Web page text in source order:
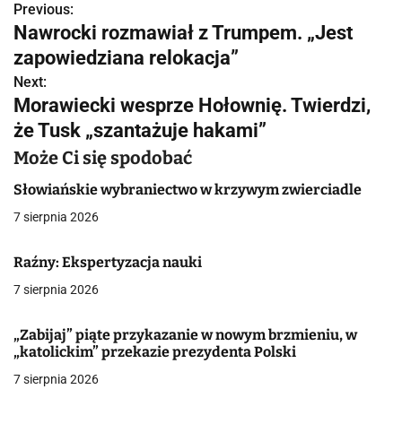
N
a
w
i
g
a
c
j
a
p
i
Previous:
Nawrocki rozmawiał z Trumpem. „Jest
zapowiedziana relokacja”
Next:
Morawiecki wesprze Hołownię. Twierdzi,
że Tusk „szantażuje hakami”
Może Ci się spodobać
Słowiańskie wybraniectwo w krzywym zwierciadle
7 sierpnia 2026
Raźny: Ekspertyzacja nauki
7 sierpnia 2026
„Zabijaj” piąte przykazanie w nowym brzmieniu, w
„katolickim” przekazie prezydenta Polski
7 sierpnia 2026